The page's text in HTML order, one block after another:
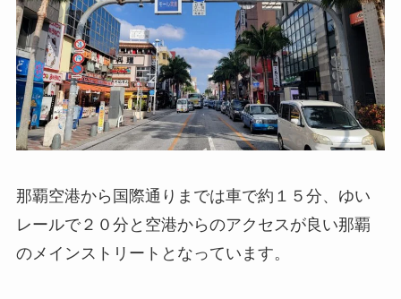
那覇空港から国際通りまでは車で約１５分、ゆい
レールで２０分と空港からのアクセスが良い那覇
のメインストリートとなっています。